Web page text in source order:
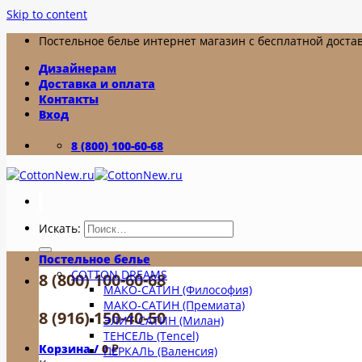
Skip to content
Постельное белье интернет магазин с бесплатной
Дизайнерам
Доставка и оплата
Контакты
Вход
8 (800) 100-60-68
Искать:
8 (800) 100-60-68
8 (916) 150-40-50
Корзина / 0₽
Постельное белье
COTTON DREAMS
МАКО-САТИН (Философия)
МАКО-САТИН (Премиата)
ЭЛИТ-САТИН (Милан)
ТЕНСЕЛЬ (Tencel)
ПЕРКАЛЬ (Валенсия)